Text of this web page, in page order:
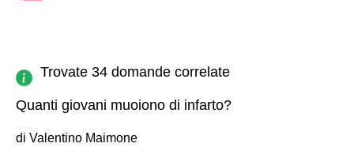
Trovate 34 domande correlate
Quanti giovani muoiono di infarto?
di Valentino Maimone